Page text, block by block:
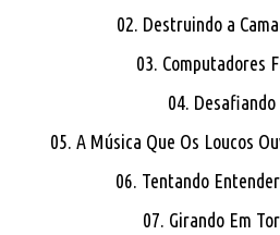
02. Destruindo a
03. Computadores
04. Desafiando
05. A Música Que Os Loucos
06. Tentando
07. Girando Em